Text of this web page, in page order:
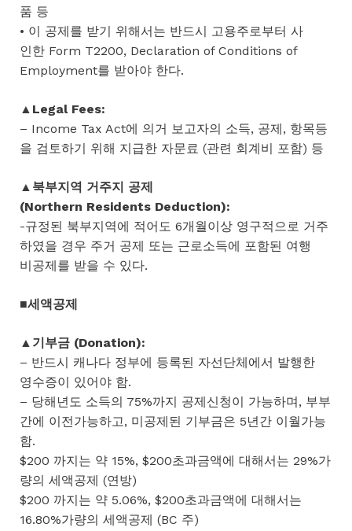
품 등
• 이 공제를 받기 위해서는 반드시 고용주로부터 사
인한 Form T2200, Declaration of Conditions of
Employment를 받아야 한다.
▲Legal Fees:
– Income Tax Act에 의거 보고자의 소득, 공제, 항목등
을 검토하기 위해 지급한 자문료 (관련 회계비 포함) 등
▲북부지역 거주지 공제
(Northern Residents Deduction):
-규정된 북부지역에 적어도 6개월이상 영구적으로 거주
하였을 경우 주거 공제 또는 근로소득에 포함된 여행
비공제를 받을 수 있다.
■세액공제
▲기부금 (Donation):
– 반드시 캐나다 정부에 등록된 자선단체에서 발행한
영수증이 있어야 함.
– 당해년도 소득의 75%까지 공제신청이 가능하며, 부부
간에 이전가능하고, 미공제된 기부금은 5년간 이월가능
함.
$200 까지는 약 15%, $200초과금액에 대해서는 29%가
량의 세액공제 (연방)
$200 까지는 약 5.06%, $200초과금액에 대해서는
16.80%가량의 세액공제 (BC 주)